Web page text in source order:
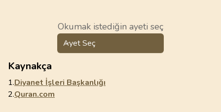
Okumak istediğin ayeti seç
Ayet Seç
Kaynakça
1.Diyanet İşleri Başkanlığı
2.Quran.com